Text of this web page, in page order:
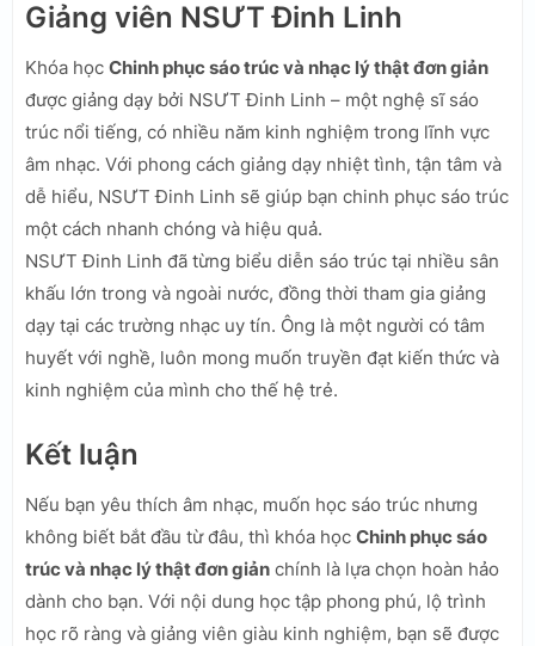
Giảng viên NSƯT Đinh Linh
Khóa học Chinh phục sáo trúc và nhạc lý thật đơn giản
được giảng dạy bởi NSƯT Đinh Linh – một nghệ sĩ sáo
trúc nổi tiếng, có nhiều năm kinh nghiệm trong lĩnh vực
âm nhạc. Với phong cách giảng dạy nhiệt tình, tận tâm và
dễ hiểu, NSƯT Đinh Linh sẽ giúp bạn chinh phục sáo trúc
một cách nhanh chóng và hiệu quả.
NSƯT Đinh Linh đã từng biểu diễn sáo trúc tại nhiều sân
khấu lớn trong và ngoài nước, đồng thời tham gia giảng
dạy tại các trường nhạc uy tín. Ông là một người có tâm
huyết với nghề, luôn mong muốn truyền đạt kiến thức và
kinh nghiệm của mình cho thế hệ trẻ.
Kết luận
Nếu bạn yêu thích âm nhạc, muốn học sáo trúc nhưng
không biết bắt đầu từ đâu, thì khóa học Chinh phục sáo
trúc và nhạc lý thật đơn giản chính là lựa chọn hoàn hảo
dành cho bạn. Với nội dung học tập phong phú, lộ trình
học rõ ràng và giảng viên giàu kinh nghiệm, bạn sẽ được